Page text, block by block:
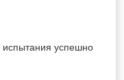
испытания успешно